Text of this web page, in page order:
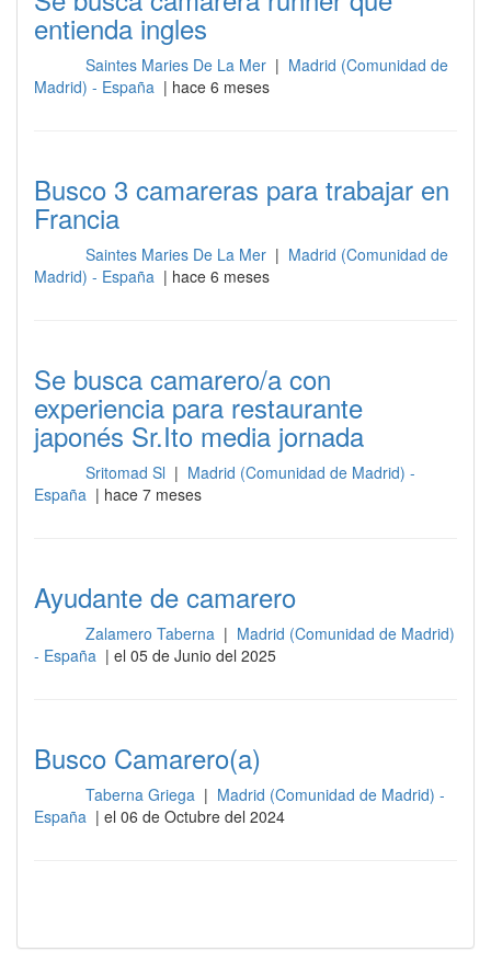
entienda ingles
Saintes Maries De La Mer | Madrid (Comunidad de
Madrid) - España | hace 6 meses
Busco 3 camareras para trabajar en
Francia
Saintes Maries De La Mer | Madrid (Comunidad de
Madrid) - España | hace 6 meses
Se busca camarero/a con
experiencia para restaurante
japonés Sr.Ito media jornada
Sritomad Sl | Madrid (Comunidad de Madrid) -
España | hace 7 meses
Ayudante de camarero
Zalamero Taberna | Madrid (Comunidad de Madrid)
- España | el 05 de Junio del 2025
Busco Camarero(a)
Taberna Griega | Madrid (Comunidad de Madrid) -
España | el 06 de Octubre del 2024